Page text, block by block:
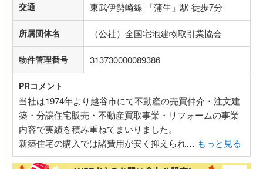
交通 東武伊勢崎線 「蒲生」駅 徒歩7分
所属団体名 （公社）全国宅地建物取引業協会
物件管理番号 313730000089386
PRコメント
当社は1974年より越谷市にて不動産の売買仲介・注文建
築・分譲住宅販売・不動産買取事業・リフォームの事業
内容で実績を積み重ねてまいりました。
新築住宅の購入では諸費用が安く抑えられ… もっと見る